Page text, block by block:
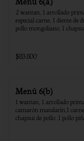
2 wantan, 1 arrollado
especial carne, 1 diente de
pollo mongoliano, 1
$83.800
Menú 6(b)
1 wantan, 1 arrollado
camarón mandarín,1
chapsui de pollo, 1 pollo